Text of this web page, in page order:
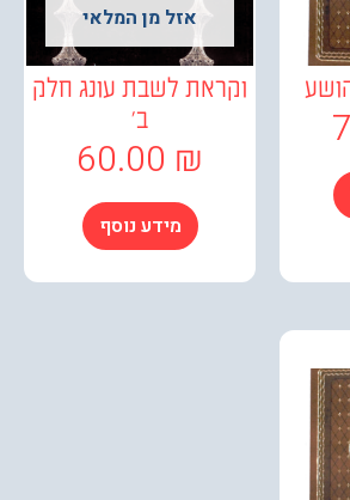
אזל מן המלאי
וקראת לשבת עונג חלק
60.00
מידע נוסף